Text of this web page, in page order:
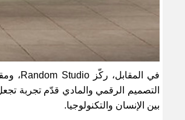
في المقابل، ركّز Random Studio
،
التصميم الرقمي والمادي قدّم تجربة
بين الإنسان والتكنولوجيا.